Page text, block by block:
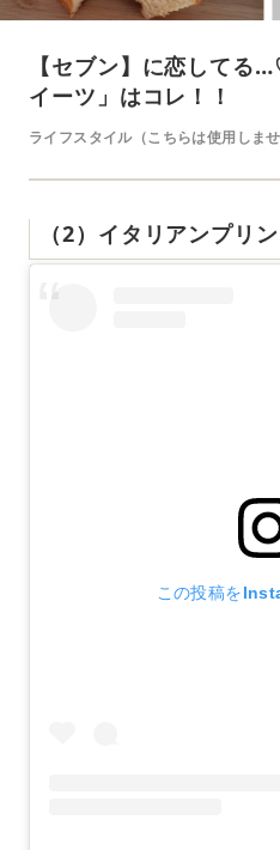
【セブン】に恋してる
イーツ」はコレ！！
ライフスタイル（こちらは使用しませ
（2）イタリアンプリン
この投稿を